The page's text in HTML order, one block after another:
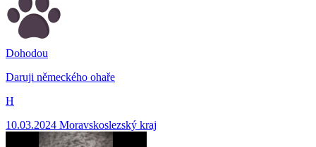
Dohodou
Daruji německého ohaře
H
10.03.2024 Moravskoslezský kraj